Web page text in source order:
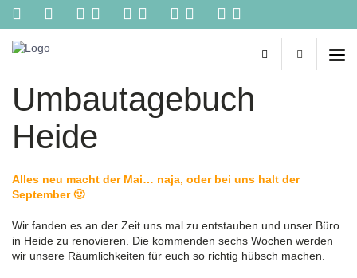
Kontakt
Ihr
persönliches
Reisebüro
im
von
Spezialisten,
Buchungen,
Konzertkarten
und
Umbautagebuch
Heide
Alles neu macht der Mai… naja, oder bei uns halt der
September 🙂
Wir fanden es an der Zeit uns mal zu entstauben und unser Büro
in Heide zu renovieren. Die kommenden sechs Wochen werden
wir unsere Räumlichkeiten für euch so richtig hübsch machen.